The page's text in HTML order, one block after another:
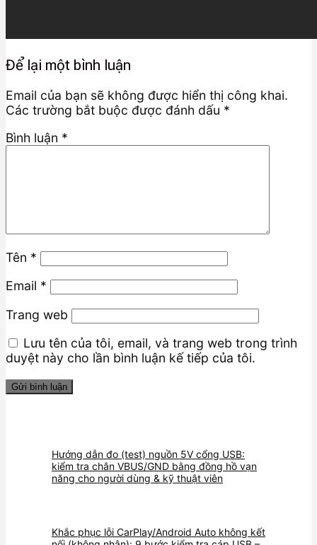
Để lại một bình luận
Email của bạn sẽ không được hiển thị công khai.
Các trường bắt buộc được đánh dấu *
Bình luận *
Tên *
Email *
Trang web
Lưu tên của tôi, email, và trang web trong trình
duyệt này cho lần bình luận kế tiếp của tôi.
Hướng dẫn đo (test) nguồn 5V cổng USB:
kiểm tra chân VBUS/GND bằng đồng hồ vạn
năng cho người dùng & kỹ thuật viên
Khắc phục lỗi CarPlay/Android Auto không kết